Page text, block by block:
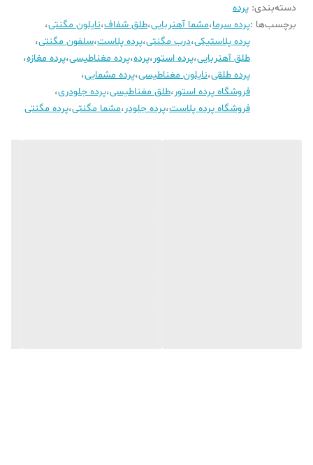
دسته‌بندی: پرده
برچسب‌ها :پرده سرما،مشما آهنربایی،طلق شفاف،نایلون مگنتی،
پرده پلاستیکی،درب مگنتی،پرده پلاست،سلفون مگنتی،
طلق آهنربایی،پرده استور،پرده،پرده مغناطیسی،پرده مغازه،
پرده طلقی،نایلون مغناطیسی،پرده مشمایی،
فروشگاه پرده استور،طلق مغناطیسی،پرده جلودری،
فروشگاه پرده پلاست،پرده جلودر،مشما مگنتی،پرده مگنتی